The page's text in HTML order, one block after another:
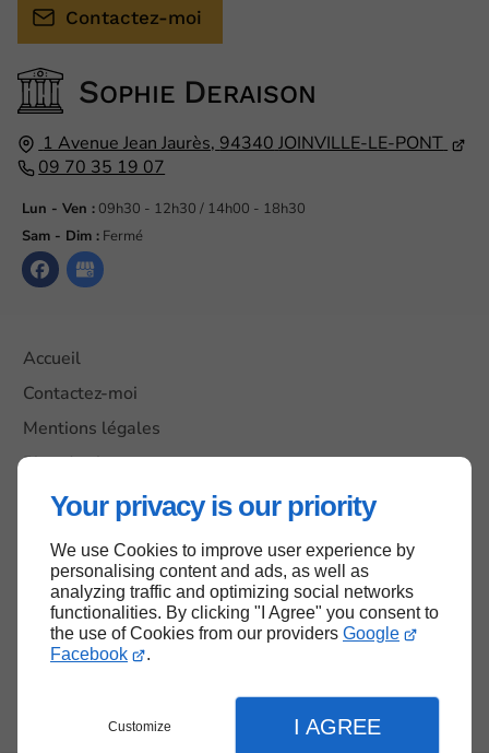
Your privacy is our priority
We use Cookies to improve user experience by
personalising content and ads, as well as
analyzing traffic and optimizing social networks
functionalities. By clicking "I Agree" you consent to
the use of Cookies from our providers Google
Facebook
.
Customize I AGREE
SOPHIE DERAISON
1 Avenue Jean Jaurès,94340JOINVILLE-LE-PONT
09 70 35 19 07
Lun - Ven : 09h30 - 12h30 / 14h00 - 18h30
Sam - Dim : Fermé
Accueil
Contactez-moi
Mentions légales
Plan du site
Contactez-moi
Haut de page